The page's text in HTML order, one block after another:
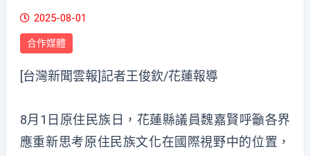
2025-08-01
合作媒體
[台灣新聞雲報]記者王俊欽/花蓮報導
8月1日原住民族日，花蓮縣議員魏嘉賢呼籲各界
應重新思考原住民族文化在國際視野中的位置，